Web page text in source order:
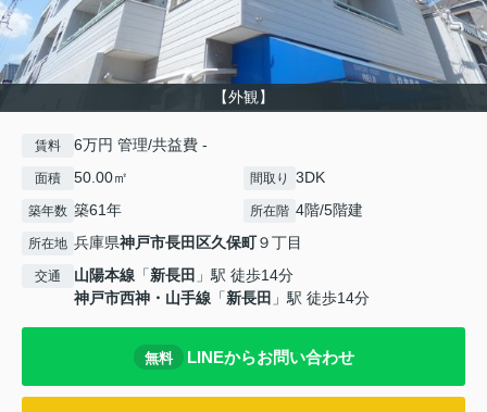
【外観】
賃料 6万円 管理/共益費 -
面積 50.00㎡ 間取り 3DK
築年数 築61年 所在階 4階/5階建
所在地 兵庫県神戸市長田区久保町９丁目
交通 山陽本線 「新長田 」駅 徒歩14分
神戸市西神・山手線 「新長田 」駅 徒歩14分
無料 LINEからお問い合わせ